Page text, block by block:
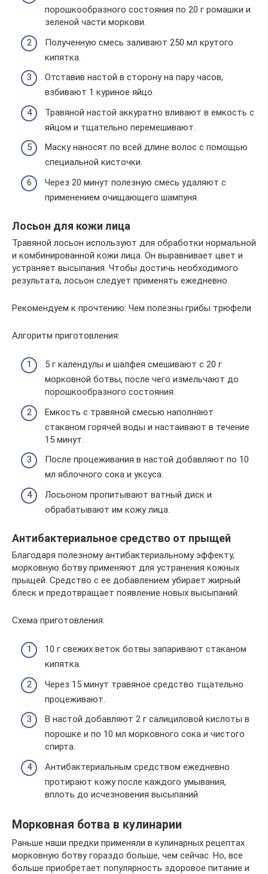
порошкообразного состояния по 20 г ромашки и
зеленой части моркови.
Полученную смесь заливают 250 мл крутого
кипятка.
Отставив настой в сторону на пару часов,
взбивают 1 куриное яйцо.
Травяной настой аккуратно вливают в емкость с
яйцом и тщательно перемешивают.
Маску наносят по всей длине волос с помощью
специальной кисточки.
Через 20 минут полезную смесь удаляют с
применением очищающего шампуня.
Лосьон для кожи лица
Травяной лосьон используют для обработки нормальной
и комбинированной кожи лица. Он выравнивает цвет и
устраняет высыпания. Чтобы достичь необходимого
результата, лосьон следует применять ежедневно.
Рекомендуем к прочтению: Чем полезны грибы трюфели
Алгоритм приготовления:
5 г календулы и шалфея смешивают с 20 г
морковной ботвы, после чего измельчают до
порошкообразного состояния.
Емкость с травяной смесью наполняют
стаканом горячей воды и настаивают в течение
15 минут.
После процеживания в настой добавляют по 10
мл яблочного сока и уксуса.
Лосьоном пропитывают ватный диск и
обрабатывают им кожу лица.
Антибактериальное средство от прыщей
Благодаря полезному антибактериальному эффекту,
морковную ботву применяют для устранения кожных
прыщей. Средство с ее добавлением убирает жирный
блеск и предотвращает появление новых высыпаний.
Схема приготовления:
10 г свежих веток ботвы запаривают стаканом
кипятка.
Через 15 минут травяное средство тщательно
процеживают.
В настой добавляют 2 г салициловой кислоты в
порошке и по 10 мл морковного сока и чистого
спирта.
Антибактериальным средством ежедневно
протирают кожу после каждого умывания,
вплоть до исчезновения высыпаний.
Морковная ботва в кулинарии
Раньше наши предки применяли в кулинарных рецептах
морковную ботву гораздо больше, чем сейчас. Но, все
больше приобретает популярность здоровое питание и